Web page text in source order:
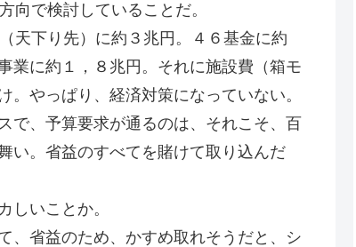
向で検討していることだ。
天下り先）に約３兆円。４６基金に約
業に約１，８兆円。それに施設費（箱モ
やっぱり、経済対策になっていない。
で、予算要求が通るのは、それこそ、百
い。省益のすべてを賭けて取り込んだ
しいことか。
、省益のため、かすめ取れそうだと、シ